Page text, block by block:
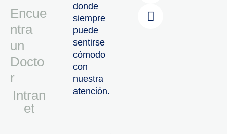
Encue
ntra
un
Docto
r
Intran
Et
donde
siempre
puede
sentirse
cómodo
con
nuestra
atención.